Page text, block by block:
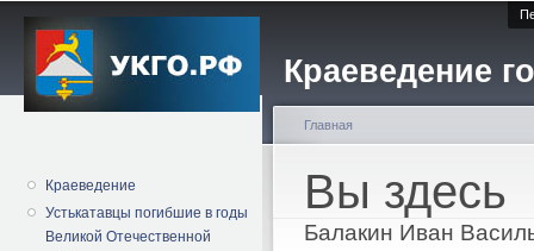
Краеведение
Краеведение
Устькатавцы погибшие в годы
Великой Отечественной
Вы здесь
Главная
Балакин Иван